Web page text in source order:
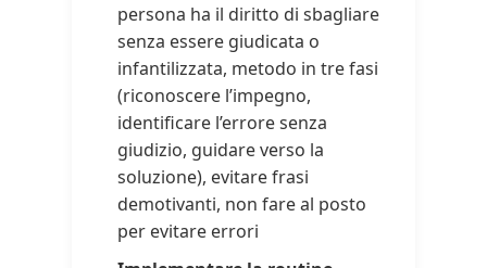
persona ha il diritto di sbagliare
senza essere giudicata o
infantilizzata, metodo in tre fasi
(riconoscere l’impegno,
identificare l’errore senza
giudizio, guidare verso la
soluzione), evitare frasi
demotivanti, non fare al posto
per evitare errori